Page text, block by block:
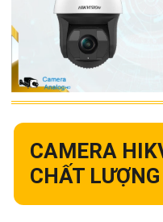
CAMERA
CHẤT LƯỢNG